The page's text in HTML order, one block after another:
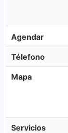
Agendar
Télefono
Mapa
Servicios